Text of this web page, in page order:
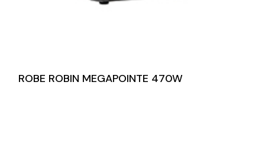
ROBE ROBIN MEGAPOINTE 470W